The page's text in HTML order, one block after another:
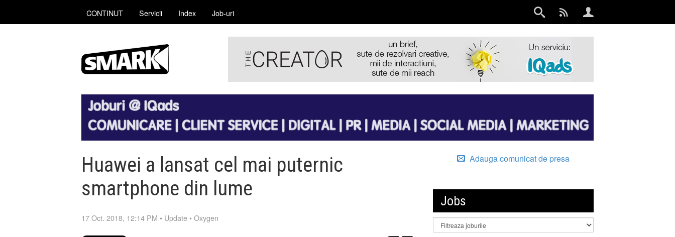
CONTINUT Servicii Index Job-uri
Huawei a lansat cel mai puternic
smartphone din lume
17 Oct. 2018, 12:14 PM • Update •Oxygen
Adauga comunicat de presa
Jobs